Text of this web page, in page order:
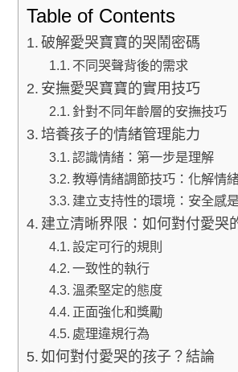
Table of Contents
破解愛哭寶寶的哭鬧密碼
不同哭聲背後的需求
安撫愛哭寶寶的實用技巧
針對不同年齡層的安撫技巧
培養孩子的情緒管理能力
認識情緒：第一步是理解
教導情緒調節技巧：化解情
建立支持性的環境：安全感
建立清晰界限：如何對付愛哭
設定可行的規則
一致性的執行
溫柔堅定的態度
正面強化和獎勵
處理違規行為
如何對付愛哭的孩子？結論